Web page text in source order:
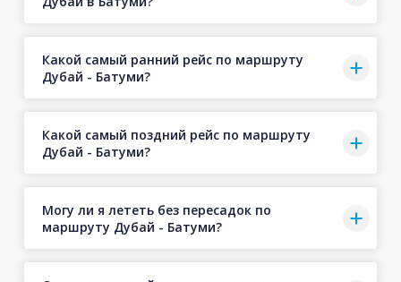
Какой самый ранний рейс по маршруту
Дубай - Батуми?
Какой самый поздний рейс по маршруту
Дубай - Батуми?
Могу ли я лететь без пересадок по
маршруту Дубай - Батуми?